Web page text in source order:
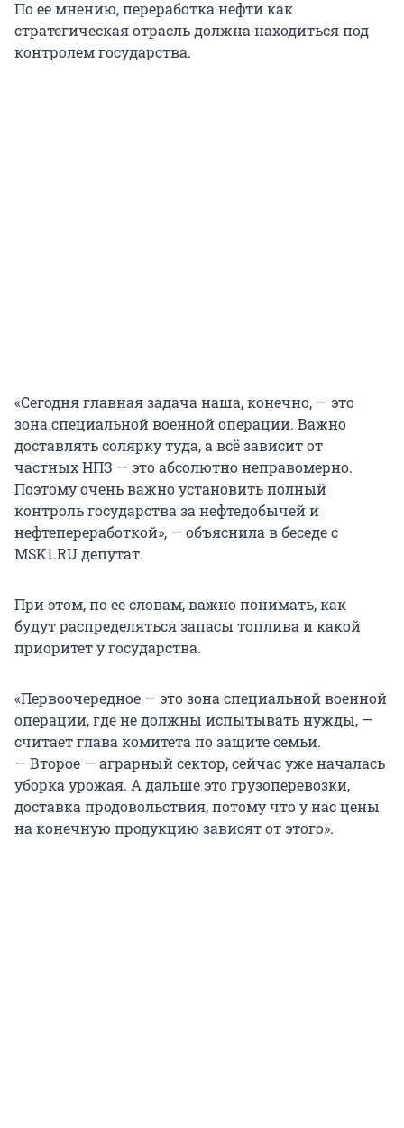
По ее мнению, переработка нефти как
стратегическая отрасль должна находиться под
контролем государства.
«Сегодня главная задача наша, конечно, — это
зона специальной военной операции. Важно
доставлять солярку туда, а всё зависит от
частных НПЗ — это абсолютно неправомерно.
Поэтому очень важно установить полный
контроль государства за нефтедобычей и
нефтепереработкой», — объяснила в беседе с
MSK1.RU депутат.
При этом, по ее словам, важно понимать, как
будут распределяться запасы топлива и какой
приоритет у государства.
«Первоочередное — это зона специальной военной
операции, где не должны испытывать нужды, —
считает глава комитета по защите семьи.
— Второе — аграрный сектор, сейчас уже началась
уборка урожая. А дальше это грузоперевозки,
доставка продовольствия, потому что у нас цены
на конечную продукцию зависят от этого».